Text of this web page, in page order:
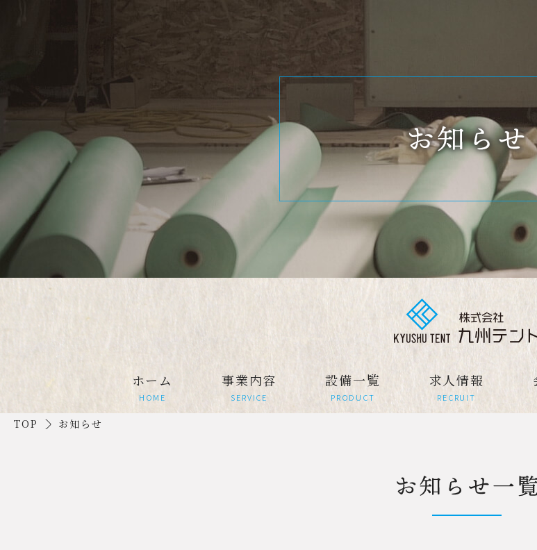
ホーム
HOME
事業内容
SERVICE
設備一覧
PRODUCT
求人情報
RECRUIT
TOP お知らせ